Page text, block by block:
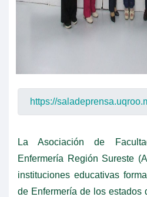
La Asociación de
Enfermería Región Sureste
instituciones educativas
de Enfermería de los estados